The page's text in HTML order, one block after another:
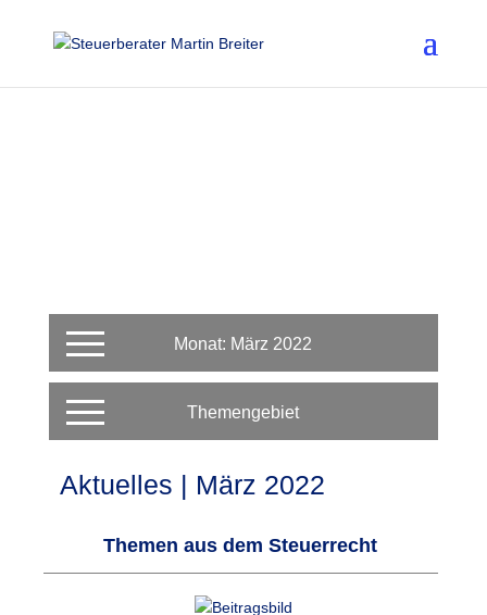
Monat: März 2022
Themengebiet
Aktuelles | März 2022
Themen aus dem Steuerrecht